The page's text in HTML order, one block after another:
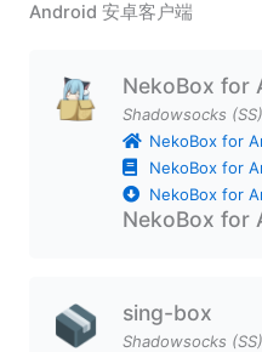
Android 安卓客户端
NekoBox for
Shadowsocks (SS)
NekoBox for
NekoBox for
NekoBox for
NekoBox for
sing-box
Shadowsocks (SS)